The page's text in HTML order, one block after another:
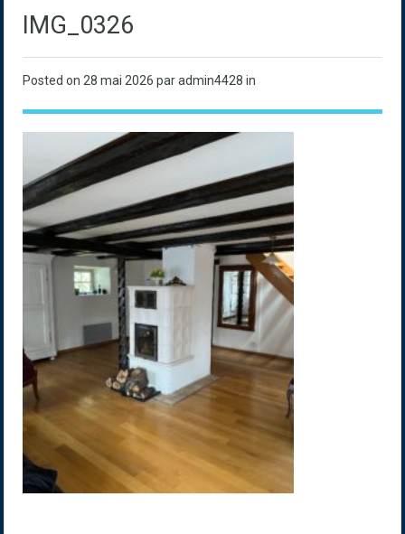
IMG_0326
Posted on 28 mai 2026 par admin4428 in